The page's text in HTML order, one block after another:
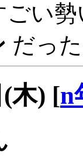
ごい
だっ
木) [n